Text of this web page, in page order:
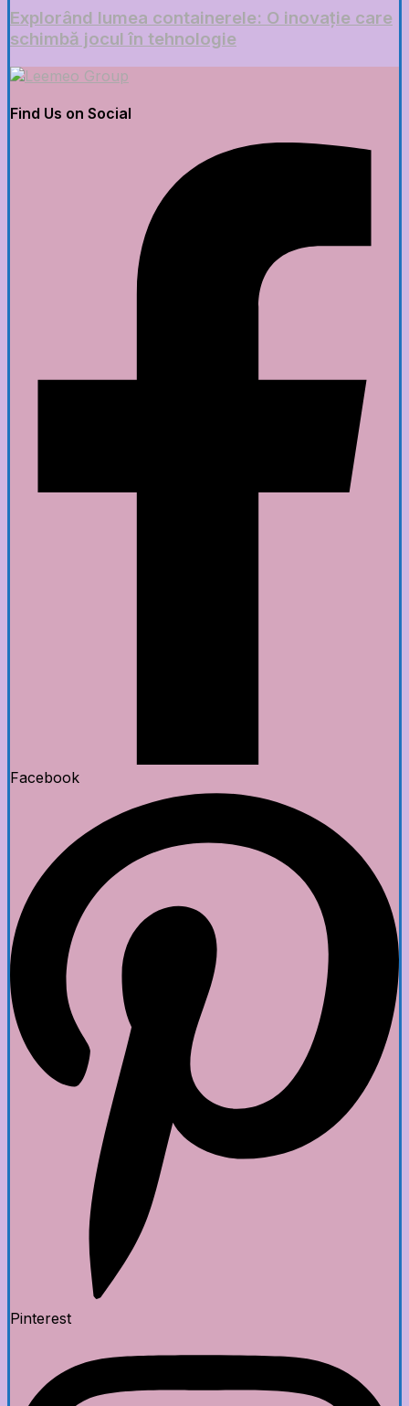
Explorând lumea containerele: O inovație care
schimbă jocul în tehnologie
Find Us on Social
Facebook
Pinterest